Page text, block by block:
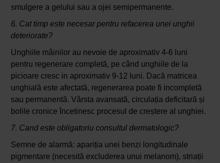
smulgere a gelului sau a ojei semipermanente.
6. Cat timp este necesar pentru refacerea unei unghii
deteriorate?
Unghiile mâinilor au nevoie de aproximativ 4-6 luni
pentru regenerare completă, pe când unghiile de la
picioare cresc in aproximativ 9-12 luni. Dacă matricea
unghială este afectată, regenerarea poate fi incompletă
sau permanentă. Vârsta avansată, circulația deficitară și
bolile cronice încetinesc procesul de creștere al unghiei.
7. Cand este obligatoriu consultul dermatologic?
Semne de alarmă: apariția unei benzi longitudinale
pigmentare (necesită excluderea unui melanom), striații